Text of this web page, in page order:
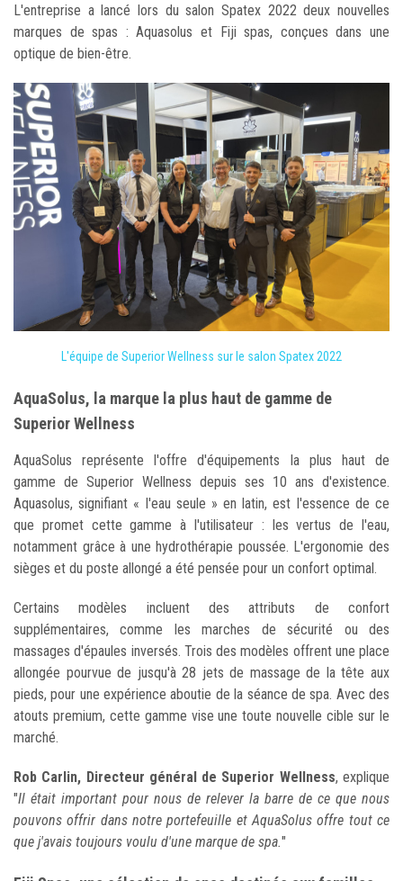
L'entreprise a lancé lors du salon Spatex 2022 deux nouvelles
marques de spas : Aquasolus et Fiji spas, conçues dans une
optique de bien-être.
L'équipe de Superior Wellness sur le salon Spatex 2022
AquaSolus, la marque la plus haut de gamme de
Superior Wellness
AquaSolus représente l'offre d'équipements la plus haut de
gamme de Superior Wellness depuis ses 10 ans d'existence.
Aquasolus, signifiant « l'eau seule » en latin, est l'essence de ce
que promet cette gamme à l'utilisateur : les vertus de l'eau,
notamment grâce à une hydrothérapie poussée. L'ergonomie des
sièges et du poste allongé a été pensée pour un confort optimal.
Certains modèles incluent des attributs de confort
supplémentaires, comme les marches de sécurité ou des
massages d'épaules inversés. Trois des modèles offrent une place
allongée pourvue de jusqu'à 28 jets de massage de la tête aux
pieds, pour une expérience aboutie de la séance de spa. Avec des
atouts premium, cette gamme vise une toute nouvelle cible sur le
marché.
Rob Carlin, Directeur général de Superior Wellness, explique
"Il était important pour nous de relever la barre de ce que nous
pouvons offrir dans notre portefeuille et AquaSolus offre tout ce
que j'avais toujours voulu d'une marque de spa."